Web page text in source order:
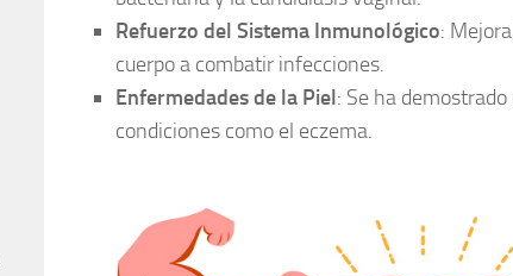
Refuerzo del Sistema Inmunológico:
cuerpo a combatir infecciones.
Enfermedades de la Piel: Se ha
condiciones como el eczema.